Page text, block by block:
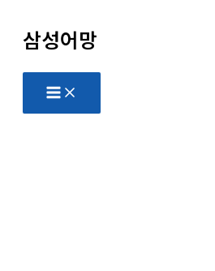
삼성어망
Main
Menu